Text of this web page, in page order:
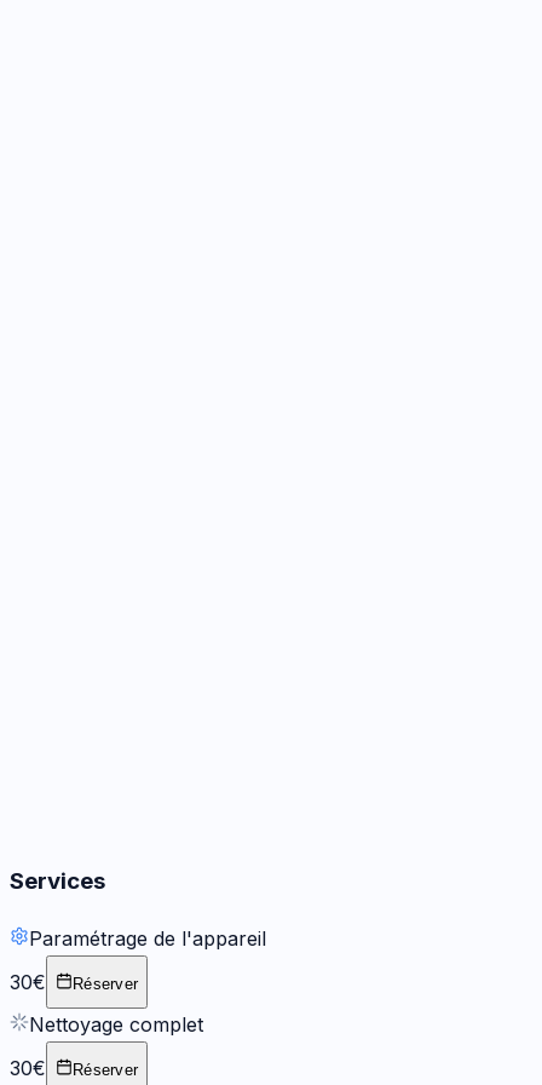
Services
Paramétrage de l'appareil
30€
Réserver
Nettoyage complet
30€
Réserver